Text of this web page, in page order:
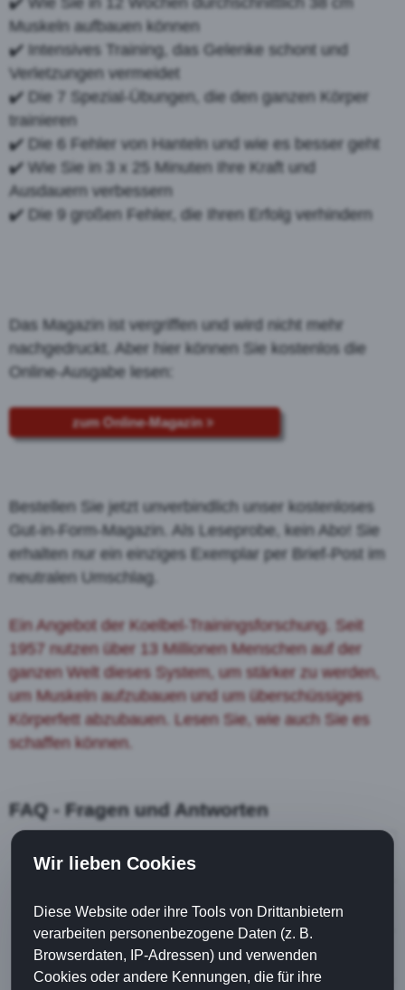
Muskeln aufbauen können
✔️ Intensives Training, das Gelenke schont und
Verletzungen vermeidet
✔️ Die 7 Spezial-Übungen, die den ganzen Körper
trainieren
✔️ Die 6 Fehler von Hanteln und wie es besser geht
✔️ Wie Sie in 3 x 25 Minuten Ihre Kraft und
Ausdauern verbessern
✔️ Die 9 großen Fehler, die Ihren Erfolg verhindern
Das Magazin ist vergriffen und wird nicht mehr
nachgedruckt. Aber hier können Sie kostenlos die
Online-Ausgabe lesen:
zum Online-Magazin
Bestellen Sie jetzt unverbindlich unser kostenloses
Gut-in-Form-Magazin. Als Leseprobe, kein Abo! Sie
erhalten nur ein einziges Exemplar per Brief-Post im
neutralen Umschlag.
Ein Angebot der Koelbel-Trainingsforschung. Seit
1957 nutzen über 13 Millionen Menschen auf der
ganzen Welt dieses System, um stärker zu werden,
um Muskeln aufzubauen und um überschüssiges
Körperfett abzubauen. Lesen Sie, wie auch Sie es
schaffen können.
FAQ - Fragen und Antworten
Ist das ein Abo?
Gibt es versteckte Kosten?
Warum verschenkt Ihr Euer Heft?
Wir lieben Cookies
Diese Website oder ihre Tools von Drittanbietern
verarbeiten personenbezogene Daten (z. B.
Browserdaten, IP-Adressen) und verwenden
Cookies oder andere Kennungen, die für ihre